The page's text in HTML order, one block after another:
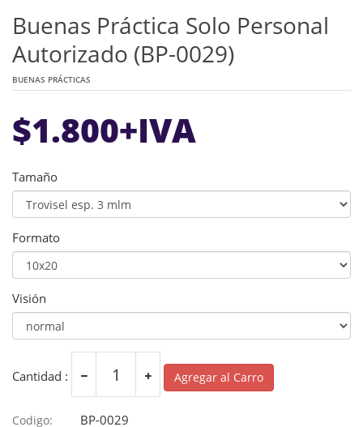
Buenas Práctica Solo Personal
Autorizado (BP-0029)
BUENAS PRÁCTICAS
$1.800+IVA
Tamaño
Formato
Visión
Cantidad : Agregar al Carro
Codigo: BP-0029